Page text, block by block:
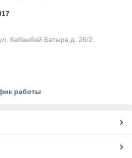
Кабанбай Батыра д. 26/2,
работы